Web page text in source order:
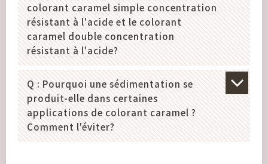
colorant caramel simple concentration
résistant à l'acide et le colorant
caramel double concentration
résistant à l'acide?
Q : Pourquoi une sédimentation se
produit-elle dans certaines
applications de colorant caramel ?
Comment l'éviter?